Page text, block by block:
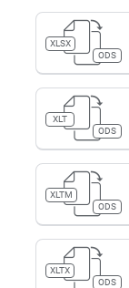
XLSX
ODS
XLT
ODS
XLTM
ODS
XLTX
ODS